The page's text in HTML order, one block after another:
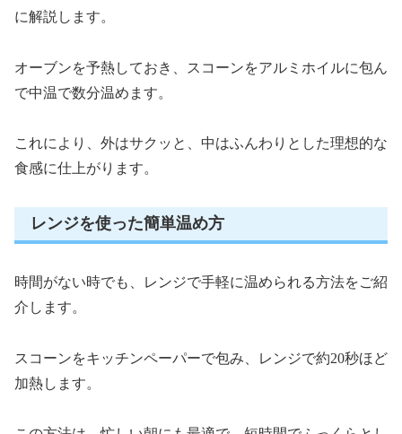
に解説します。
オーブンを予熱しておき、スコーンをアルミホイルに包ん
で中温で数分温めます。
これにより、外はサクッと、中はふんわりとした理想的な
食感に仕上がります。
レンジを使った簡単温め方
時間がない時でも、レンジで手軽に温められる方法をご紹
介します。
スコーンをキッチンペーパーで包み、レンジで約20秒ほど
加熱します。